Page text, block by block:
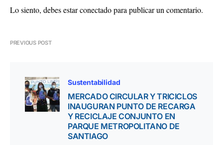
Lo siento, debes estarconectadopara publicar un comentario.
PREVIOUS POST
Sustentabilidad
MERCADO CIRCULAR Y TRICICLOS
INAUGURAN PUNTO DE RECARGA
Y RECICLAJE CONJUNTO EN
PARQUE METROPOLITANO DE
SANTIAGO